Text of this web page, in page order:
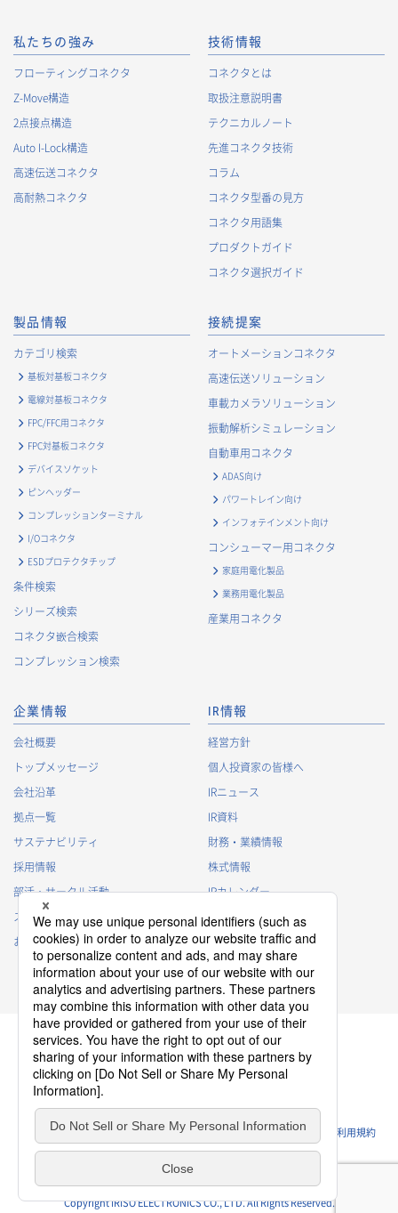
られる場合のCookie情報は、後掲及びCookieポリシーに従って
取り扱います。https://www.irisoele.com/jp/cookie/
2. 個人情報の利用目的
当社が取得する個人情報の利用目的は、次の通りです。当社
は、次の利用目的を、関連性を有すると合理的に認められる範
囲で変更することがあり、変更した場合には、変更された利用
お客様に対する当社製品のご案内のため
お客様に対するキャンペーン、イベント開催案内等の情報
等、お客様へのサービス向上のため
・
お客様の情報管理のため
・
お客様との取引の進捗状況を管理するため
・
お客様に対してアンケートを実施するため
・
お客様からのお問合せに対して対応するため
・
マーケティング調査及び分析のため
お取引先および業務上関係する他社・団体・官公庁の方に関す
る個人情報
・
お問い合わせ対応、商談、打合せ等業務上必要な対応およ
・
契約の履行または事業上必要な取引先情報の管理のため
・
当社事業および取引に関するアンケート調査等への協力依
・
官公庁・各種業界団体等への報告・届出のため
採用応募者に関する個人情報
・
採用選考のため
・
当社における採用業務管理のため
・
その他、法令の定め、または法的権限のある当局の法令に
基づく命令・指導等に従った対応
退職者から取得した個人情報
・
退職後の連絡
・
その他、法令の定め、または法的権限のある当局の法令に
基づく命令・指導等に従った対応
3. 個人情報の第三者提供について
当社は、以下の場合を除き、個人情報を第三者に提供すること
はございません。
(1)
事前にご本人の同意を得ている場合
(2)
利用目的の達成のため、当社が適切な監督を行う業務委託
先、当社関連会社または代理店等に提供する場合
(3)
後述の共同利用の場合
(4) 個人情報保護法その他の法令で認められた場合
4. 外国にある第三者への提供
私たちの強み
フローティングコネクタ
Z-Move構造
2点接点構造
Auto I-Lock構造
高速伝送コネクタ
高耐熱コネクタ
技術情報
コネクタとは
取扱注意説明書
テクニカルノート
先進コネクタ技術
コラム
コネクタ型番の見方
コネクタ用語集
プロダクトガイド
コネクタ選択ガイド
製品情報
カテゴリ検索
基板対基板コネクタ
電線対基板コネクタ
FPC/FFC用コネクタ
FPC対基板コネクタ
デバイスソケット
ピンヘッダー
コンプレッションターミナル
I/Oコネクタ
ESDプロテクタチップ
条件検索
シリーズ検索
コネクタ嵌合検索
コンプレッション検索
接続提案
オートメーションコネクタ
高速伝送ソリューション
車載カメラソリューション
振動解析シミュレーション
自動車用コネクタ
ADAS向け
パワートレイン向け
インフォテインメント向け
コンシューマー用コネクタ
家庭用電化製品
業務用電化製品
産業用コネクタ
企業情報
会社概要
トップメッセージ
会社沿革
拠点一覧
サステナビリティ
採用情報
部活・サークル活動
スポンサー活動
お問い合わせ
IR情報
経営方針
個人投資家の皆様へ
IRニュース
IR資料
財務・業績情報
株式情報
IRカレンダー
IRに関するよくあるご質問
IRポリシー
免責事項
プライバシーポリシー
クッキーポリシー
ソーシャルメディアポリシー
ウェブサイトのご利用条件 利用規約
Copyright IRISO ELECTRONICS CO., LTD. All Rights Reserved.